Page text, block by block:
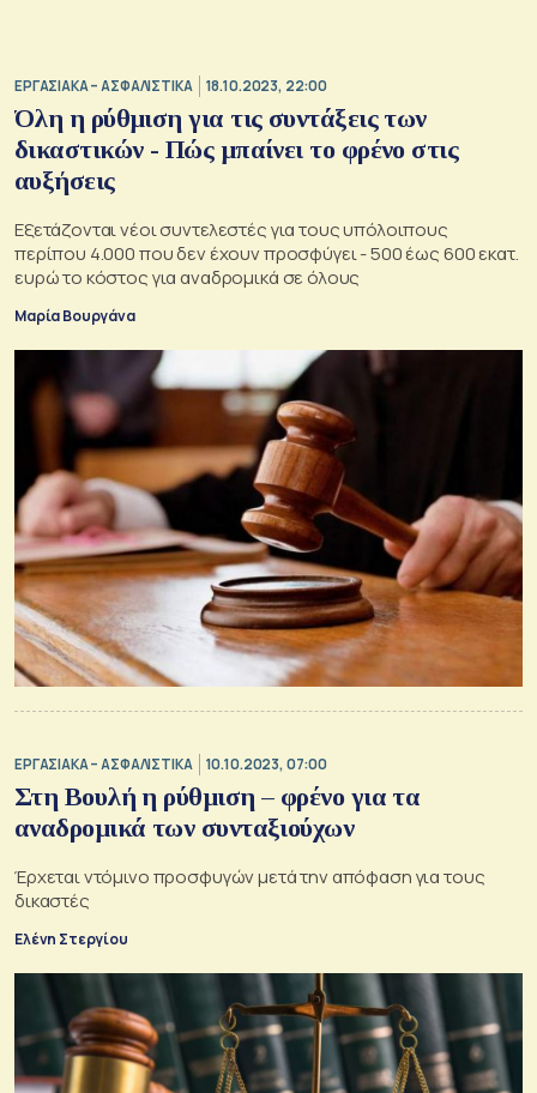
ΕΡΓΑΣΙΑΚΑ – ΑΣΦΑΛΙΣΤΙΚΑ 18.10.2023, 22:00
Όλη η ρύθμιση για τις συντάξεις των
δικαστικών - Πώς μπαίνει το φρένο στις
αυξήσεις
Εξετάζονται νέοι συντελεστές για τους υπόλοιπους
περίπου 4.000 που δεν έχουν προσφύγει - 500 έως 600 εκατ.
ευρώ το κόστος για αναδρομικά σε όλους
Μαρία Βουργάνα
ΕΡΓΑΣΙΑΚΑ – ΑΣΦΑΛΙΣΤΙΚΑ 10.10.2023, 07:00
Στη Βουλή η ρύθμιση – φρένο για τα
αναδρομικά των συνταξιούχων
Έρχεται ντόμινο προσφυγών μετά την απόφαση για τους
δικαστές
Ελένη Στεργίου